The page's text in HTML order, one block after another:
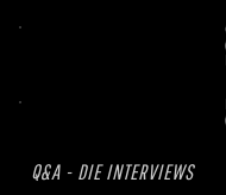
Q&A - DIE INTERVIEWS